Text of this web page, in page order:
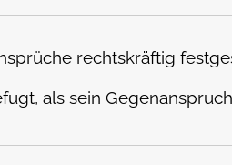
rechtskräftig
als sein